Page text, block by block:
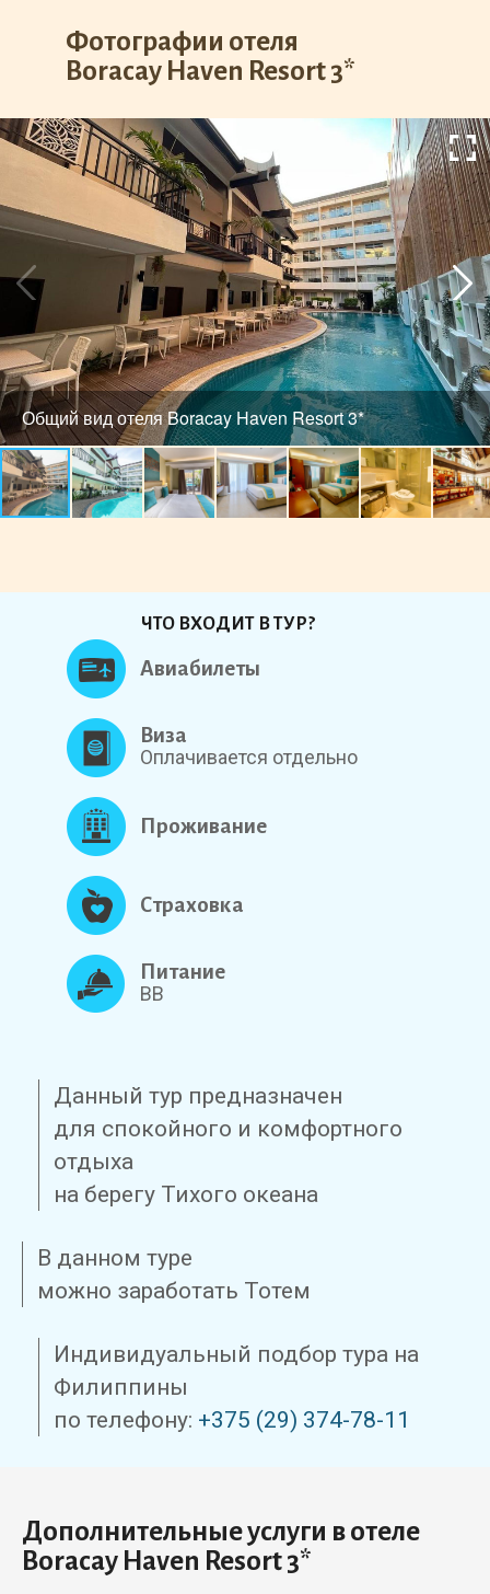
Фотографии отеля
Boracay Haven Resort 3*
Общий вид отеля Boracay Haven Resort 3*
ЧТО ВХОДИТ В ТУР?
Авиабилеты
Виза
Оплачивается отдельно
Проживание
Страховка
Питание
BB
Данный тур предназначен
для спокойного и комфортного
отдыха
на берегу Тихого океана
В данном туре
можно заработать Тотем
Индивидуальный подбор тура на
Филиппины
по телефону: +375 (29) 374-78-11
Дополнительные услуги в отеле
Boracay Haven Resort 3*